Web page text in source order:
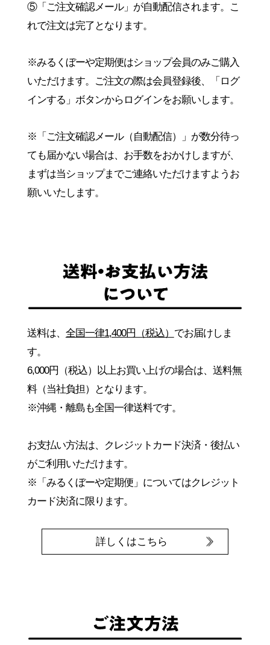
⑤「ご注文確認メール」が自動配信されます。こ
れで注文は完了となります。
※みるくぼーや定期便はショップ会員のみご購入
いただけます。ご注文の際は会員登録後、「ログ
インする」ボタンからログインをお願いします。
※「ご注文確認メール（自動配信）」が数分待っ
ても届かない場合は、お手数をおかけしますが、
まずは当ショップまでご連絡いただけますようお
願いいたします。
送料は、 全国一律1,400円（税込） でお届けしま
す。
6,000円（税込）以上お買い上げの場合は、送料無
料（当社負担）となります。
※沖縄・離島も全国一律送料です。
お支払い方法は、クレジットカード決済・後払い
がご利用いただけます。
※「みるくぼーや定期便」についてはクレジット
カード決済に限ります。
詳しくはこちら